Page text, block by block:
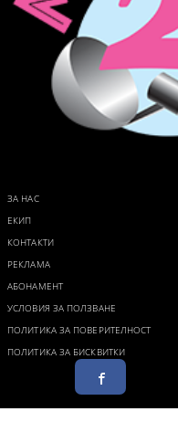
ЗА НАС
ЕКИП
КОНТАКТИ
РЕКЛАМА
АБОНАМЕНТ
УСЛОВИЯ ЗА ПОЛЗВАНЕ
ПОЛИТИКА ЗА ПОВЕРИТЕЛНОСТ
ПОЛИТИКА ЗА БИСКВИТКИ